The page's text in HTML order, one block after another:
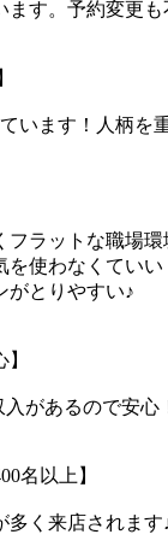
す。予約変更
います！人柄を
フラットな職場
使わなくていい
がとりやすい♪
があるので安
名以上】
く来店されま